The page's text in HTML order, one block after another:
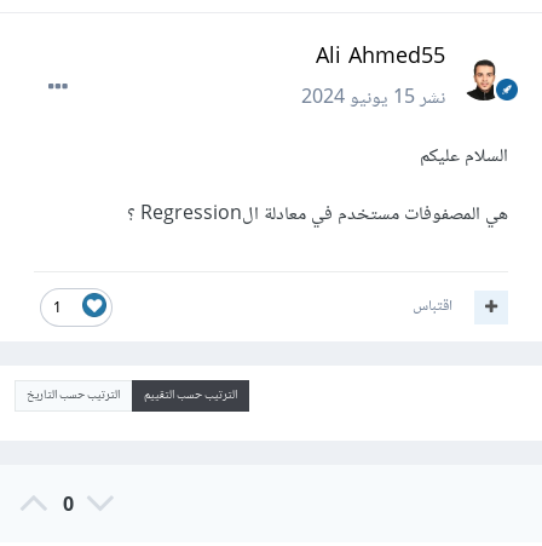
Ali Ahmed55
نشر15 يونيو 2024
السلام عليكم
هي المصفوفات مستخدم في معادلة الRegression ؟
1 اقتباس
الترتيب حسب التقييم الترتيب حسب التاريخ
0